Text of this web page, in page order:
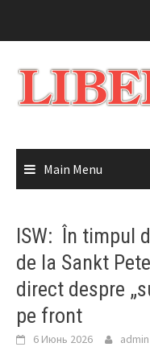
Main Menu
ISW: În timpul
de la Sankt
direct despre
pe front
6 Июнь 2026 admin